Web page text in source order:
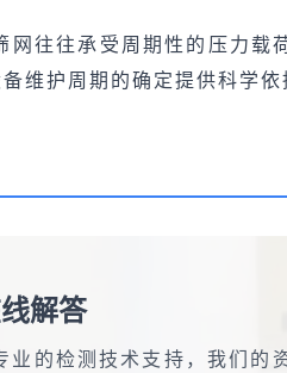
往往承受周期性的压力载
维护周期的确定提供科学依
解答
的检测技术支持，我们的